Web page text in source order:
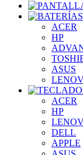
ACER
HP
ASUS
ACER
HP
DELL
APPLE